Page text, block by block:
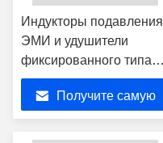
Индукторы подавления
ЭМИ и удушители
фиксированного типа
высокого тока для
проектирования цепей
Получите самую